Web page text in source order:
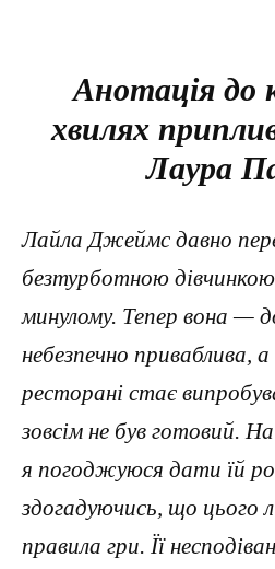
Анотація до
хвилях
Лаура
Лайла Джеймс давно
безтурботною
минулому. Тепер вона —
небезпечно приваблива,
ресторані стає
зовсім не був готовий.
я погоджуюся дати їй
здогадуючись, що цього
правила гри. Її